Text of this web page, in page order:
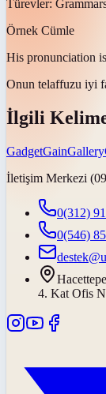
Türevler:
Örnek Cümle
His pronunciation
Onun telaffuzu iyi
İlgili
GadgetGainGallery
İletişim Merkezi
0(312)
0(546)
4. Kat Ofis